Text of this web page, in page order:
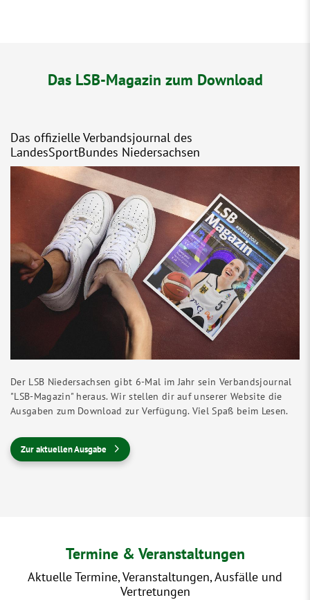
Das LSB-Magazin zum Download
Das offizielle Verbandsjournal des
LandesSportBundes Niedersachsen
Der LSB Niedersachsen gibt 6-Mal im Jahr sein Verbandsjournal
"LSB-Magazin" heraus. Wir stellen dir auf unserer Website die
Ausgaben zum Download zur Verfügung. Viel Spaß beim Lesen.
Zur aktuellen Ausgabe
Termine & Veranstaltungen
Aktuelle Termine, Veranstaltungen, Ausfälle und
Vertretungen